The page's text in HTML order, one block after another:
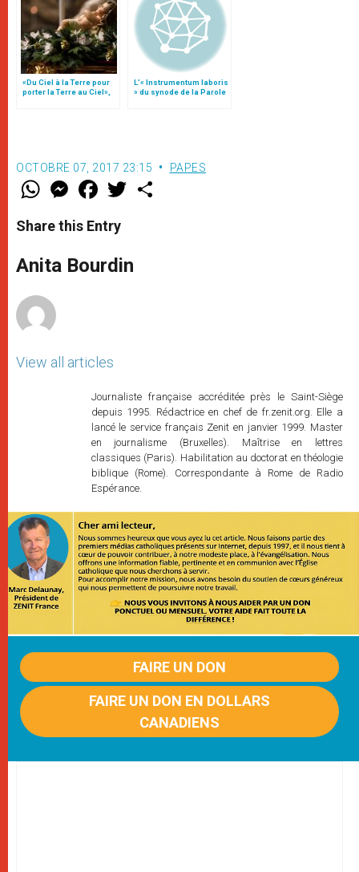
«Du Ciel à la Terre pour
porter la Terre au Ciel»,
L’« Instrumentum laboris
» du synode de la Parole
OCTOBRE 07, 2017 23:15 PAPES
W
t
s
p
p
M
e
s
e
g
e
F
a
e
b
o
k
w
r
Share this Entry
Anita Bourdin
View all articles
Journaliste française accréditée près le Saint-Siège
depuis 1995. Rédactrice en chef de fr.zenit.org. Elle a
lancé le service français Zenit en janvier 1999. Master
en journalisme (Bruxelles). Maîtrise en lettres
classiques (Paris). Habilitation au doctorat en théologie
biblique (Rome). Correspondante à Rome de Radio
Espérance.
FAIRE UN DON
FAIRE UN DON EN DOLLARS
CANADIENS